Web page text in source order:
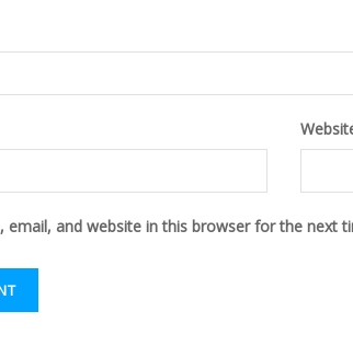
email, and website in this browser for the next